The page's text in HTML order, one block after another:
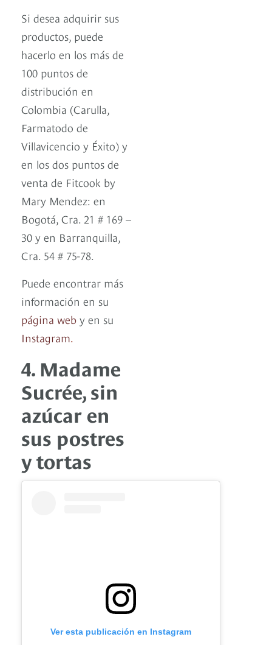
Si desea adquirir sus
productos, puede
hacerlo en los más de
100 puntos de
distribución en
Colombia (Carulla,
Farmatodo de
Villavicencio y Éxito) y
en los dos puntos de
venta de Fitcook by
Mary Mendez: en
Bogotá, Cra. 21 # 169 –
30 y en Barranquilla,
Cra. 54 # 75-78.
Puede encontrar más
información en su
página web y en su
Instagram.
4. Madame
Sucrée, sin
azúcar en
sus postres
y tortas
Ver esta publicación en Instagram